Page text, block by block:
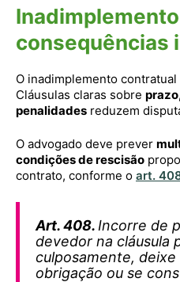
consequências
O inadimplemento
Cláusulas claras sobre
penalidades reduzem
O advogado deve prever
condições de rescisão
contrato, conforme o art.
Art. 408. Incorre de
devedor na cláusula
culposamente, deixe
obrigação ou se